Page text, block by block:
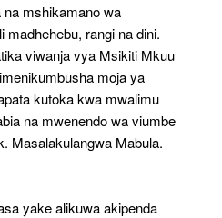
mshikamano wa
madhehebu, rangi na dini.
viwanja vya Msikiti Mkuu
moja ya
kutoka kwa mwalimu
na mwenendo wa viumbe
Masalakulangwa Mabula.
yake alikuwa akipenda